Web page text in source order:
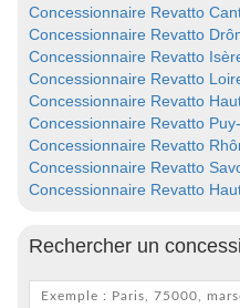
Concessionnaire Revatto
Concessionnaire Revatto
Concessionnaire Revatto
Concessionnaire Revatto
Concessionnaire Revatto
Concessionnaire Revatto
Concessionnaire Revatto
Concessionnaire Revatto
Concessionnaire Revatto
Rechercher un